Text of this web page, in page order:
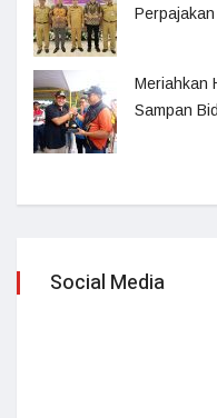
Meriahkan
Sampan
Social Media